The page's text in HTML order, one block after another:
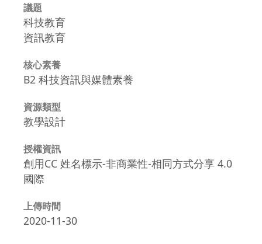
議題
科技教育
資訊教育
核心素養
B2 科技資訊與媒體素養
資源類型
教學設計
授權資訊
創用CC 姓名標示-非商業性-相同方式分享 4.0
國際
上傳時間
2020-11-30